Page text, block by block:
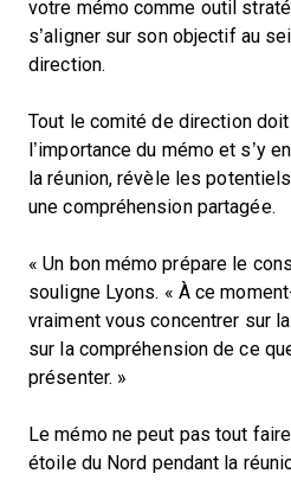
votre mémo comme outil
s’aligner sur son objectif au
direction.
Tout le comité de direction
l’importance du mémo et s’y
la réunion, révèle les
une compréhension partagée.
« Un bon mémo prépare le
souligne Lyons. « À ce
vraiment vous concentrer sur
sur la compréhension de ce
présenter. »
Le mémo ne peut pas tout
étoile du Nord pendant la